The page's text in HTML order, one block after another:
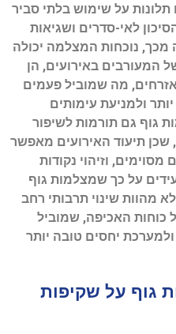
תלונות על שימוש בלתי סביר
לאי-סדרים ושגיאות
מכך, נוכחות המצלמה יכולה
המעורבים באירועים, הן
מה שמוביל פעמים
ולמניעת עימותים
גוף גם תורמות לשיפור
תיעוד האירועים מאפשר
וזיהוי נקודות
על כך שמצלמות גוף
מהוות שינוי תרבותי רחב
כוחות האכיפה, שמוביל
יחסים טובה יותר
גוף על שקיפות